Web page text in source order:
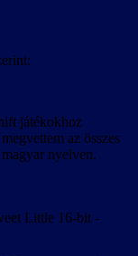
játékokhoz
az összes
nyelven.
Little 16-bit -